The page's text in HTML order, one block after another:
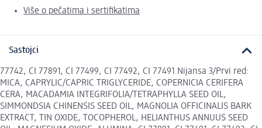
Više o pečatima i sertifikatima
Sastojci
77742, CI 77891, CI 77499, CI 77492, CI 77491 Nijansa 3/Prvi red:
MICA, CAPRYLIC/CAPRIC TRIGLYCERIDE, COPERNICIA CERIFERA
CERA, MACADAMIA INTEGRIFOLIA/TETRAPHYLLA SEED OIL,
SIMMONDSIA CHINENSIS SEED OIL, MAGNOLIA OFFICINALIS BARK
EXTRACT, TIN OXIDE, TOCOPHEROL, HELIANTHUS ANNUUS SEED